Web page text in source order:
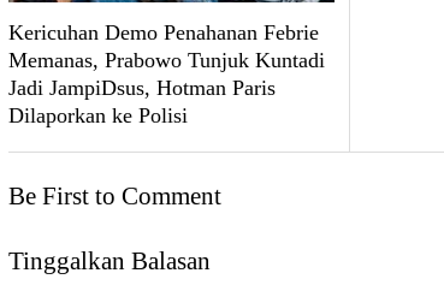
Kericuhan Demo Penahanan Febrie
Memanas, Prabowo Tunjuk Kuntadi
Jadi JampiDsus, Hotman Paris
Dilaporkan ke Polisi
Be First to Comment
Tinggalkan Balasan